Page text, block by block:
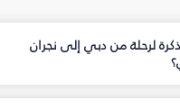
كيف يمكنني حجز تذكرة لرحلة من دبي إلى نجران‎